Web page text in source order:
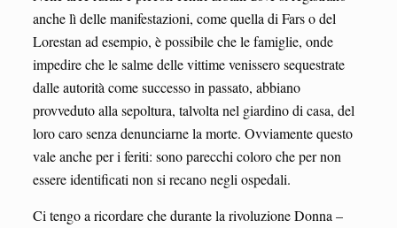
anche lì delle manifestazioni, come quella di Fars o del
Lorestan ad esempio, è possibile che le famiglie, onde
impedire che le salme delle vittime venissero sequestrate
dalle autorità come successo in passato, abbiano
provveduto alla sepoltura, talvolta nel giardino di casa, del
loro caro senza denunciarne la morte. Ovviamente questo
vale anche per i feriti: sono parecchi coloro che per non
essere identificati non si recano negli ospedali.
Ci tengo a ricordare che durante la rivoluzione Donna –